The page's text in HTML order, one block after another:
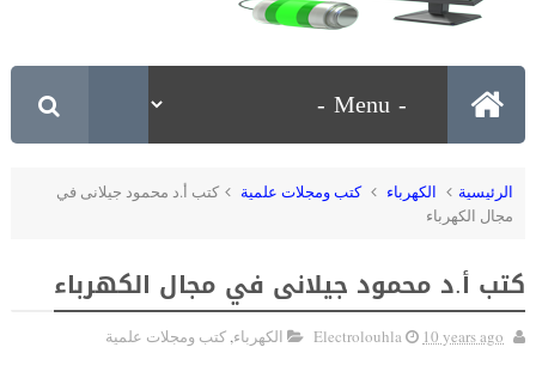
الرئيسية الكهرباء كتب ومجلات علمية
كتب أ.د محمود جيلانى في
مجال الكهرباء
كتب أ.د محمود جيلانى في مجال الكهرباء
Electrolouhla 10 years ago الكهرباء, كتب ومجلات علمية